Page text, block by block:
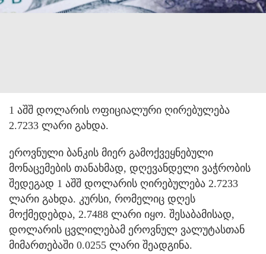
1 აშშ დოლარის ოფიციალური ღირებულება
2.7233 ლარი გახდა.
ეროვნული ბანკის მიერ გამოქვეყნებული
მონაცემების თანახმად, დღევანდელი ვაჭრობის
შედეგად 1 აშშ დოლარის ღირებულება 2.7233
ლარი გახდა. კურსი, რომელიც დღეს
მოქმედებდა, 2.7488 ლარი იყო. შესაბამისად,
დოლარის ცვლილებამ ეროვნულ ვალუტასთან
მიმართებაში 0.0255 ლარი შეადგინა.